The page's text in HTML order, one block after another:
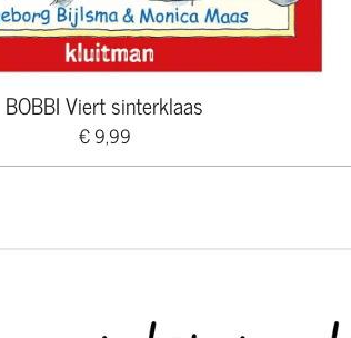
BOBBI Viert sinterklaas
€ 9,99